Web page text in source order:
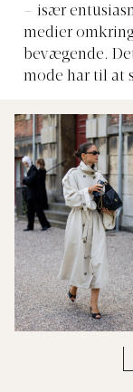
– især
medier
bevægende.
mode har til at